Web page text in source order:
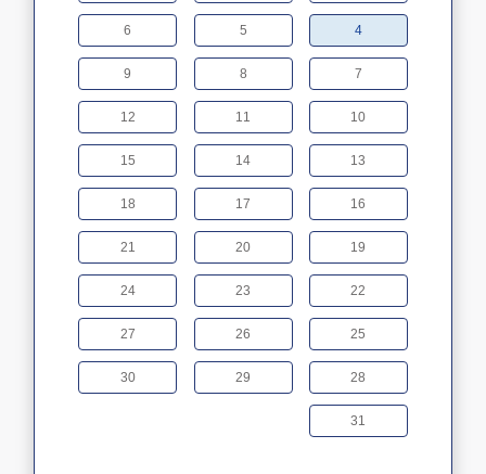
4
5
6
7
8
9
10
11
12
13
14
15
16
17
18
19
20
21
22
23
24
25
26
27
28
29
30
31